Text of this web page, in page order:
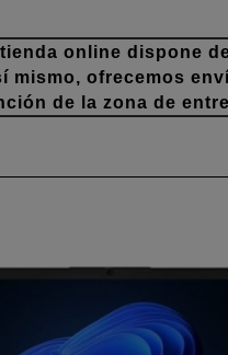
tienda online dispone
mismo, ofrecemos
de la zona de